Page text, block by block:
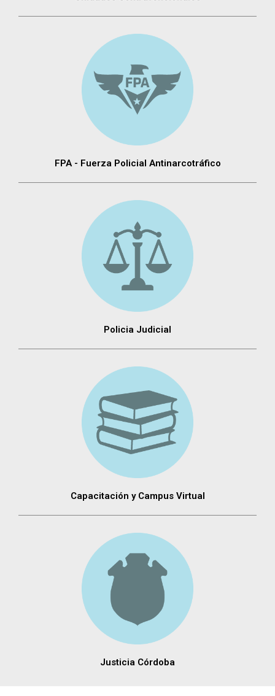
FPA - Fuerza Policial Antinarcotráfico
Policia Judicial
Capacitación y Campus Virtual
Justicia Córdoba